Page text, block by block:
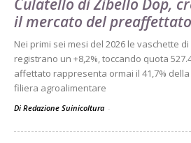
Culatello di Zibello Dop,
il mercato del preaffettato
Nei primi sei mesi del 2026 le vaschette
registrano un +8,2%, toccando quota
affettato rappresenta ormai il 41,7%
filiera agroalimentare
Di Redazione Suinicoltura -